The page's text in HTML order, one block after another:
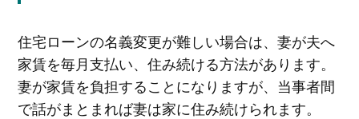
住宅ローンの名義変更が難しい場合は、妻が夫へ
家賃を毎月支払い、住み続ける方法があります。
妻が家賃を負担することになりますが、当事者間
で話がまとまれば妻は家に住み続けられます。